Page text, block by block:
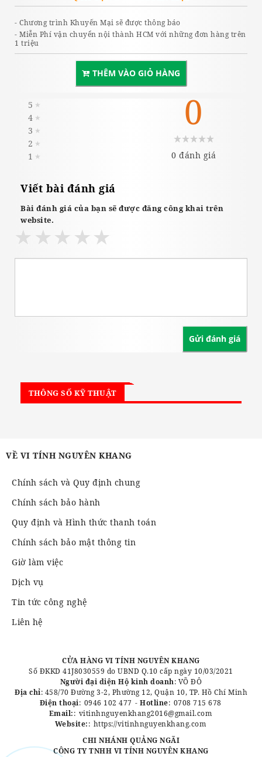
- Chương trình Khuyến Mại sẽ được thông báo
- Miễn Phí vận chuyển nội thành HCM với những đơn hàng trên
1 triệu
THÊM VÀO GIỎ HÀNG
5 ★
4 ★
3 ★
2 ★
1 ★
0
0 đánh giá
Viết bài đánh giá
Bài đánh giá của bạn sẽ được đăng công khai trên
website.
THÔNG SỐ KỸ THUẬT
VỀ VI TÍNH NGUYÊN KHANG
Chính sách và Quy định chung
Chính sách bảo hành
Quy định và Hình thức thanh toán
Chính sách bảo mật thông tin
Giờ làm việc
Dịch vụ
Tin tức công nghệ
Liên hệ
CỬA HÀNG VI TÍNH NGUYÊN KHANG
Số ĐKKD 41J8030559 do UBND Q.10 cấp ngày 10/03/2021
Người đại diện Hộ kinh doanh: VÕ ĐÔ
Địa chỉ: 458/70 Đường 3-2, Phường 12, Quận 10, TP. Hồ Chí Minh
Điện thoại: 0946 102 477 - Hotline: 0708 715 678
Email:: vitinhnguyenkhang2016@gmail.com
Website:: https://vitinhnguyenkhang.com
CHI NHÁNH QUẢNG NGÃI
CÔNG TY TNHH VI TÍNH NGUYÊN KHANG